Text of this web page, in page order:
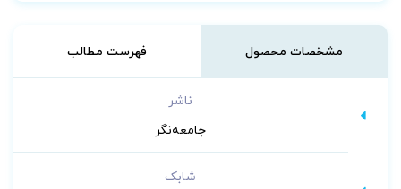
مشخصات محصول فهرست مطالب
ناشر
جامعه‌نگر
شابک